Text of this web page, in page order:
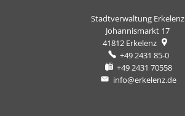
Stadtverwaltung Erkelenz
Johannismarkt 17
41812 Erkelenz
+49 2431 85-0
+49 2431 70558
info@erkelenz.de